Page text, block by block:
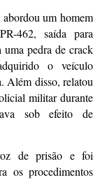
um homem
462, saída para
uma pedra de crack
o veículo
Além disso, relatou
militar durante
sob efeito de
de prisão e foi
os procedimentos